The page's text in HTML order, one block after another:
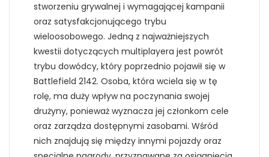
stworzeniu grywalnej i wymagającej kampanii
oraz satysfakcjonującego trybu
wieloosobowego. Jedną z najważniejszych
kwestii dotyczących multiplayera jest powrót
trybu dowódcy, który poprzednio pojawił się w
Battlefield 2142. Osoba, która wciela się w tę
rolę, ma duży wpływ na poczynania swojej
drużyny, ponieważ wyznacza jej członkom cele
oraz zarządza dostępnymi zasobami. Wśród
nich znajdują się między innymi pojazdy oraz